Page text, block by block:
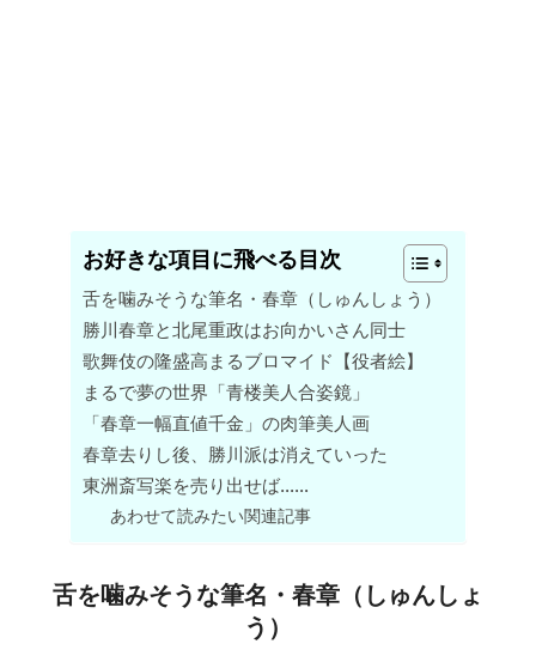
お好きな項目に飛べる目次
舌を噛みそうな筆名・春章（しゅんしょう）
勝川春章と北尾重政はお向かいさん同士
歌舞伎の隆盛高まるブロマイド【役者絵】
まるで夢の世界「青楼美人合姿鏡」
「春章一幅直値千金」の肉筆美人画
春章去りし後、勝川派は消えていった
東洲斎写楽を売り出せば……
あわせて読みたい関連記事
舌を噛みそうな筆名・春章（しゅんしょ
う）